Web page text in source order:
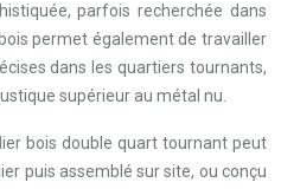
parfois recherchée dans
permet également de travailler
dans les quartiers tournants,
supérieur au métal nu.
bois double quart tournant peut
puis assemblé sur site, ou conçu